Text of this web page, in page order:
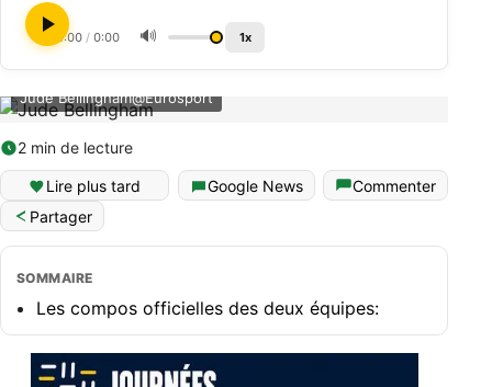
0:00 / 0:00 🔊 1x
Jude Bellingham@Eurosport
2 min de lecture
Lire plus tard Google News
Commenter
Partager
SOMMAIRE
Les compos officielles des deux équipes: